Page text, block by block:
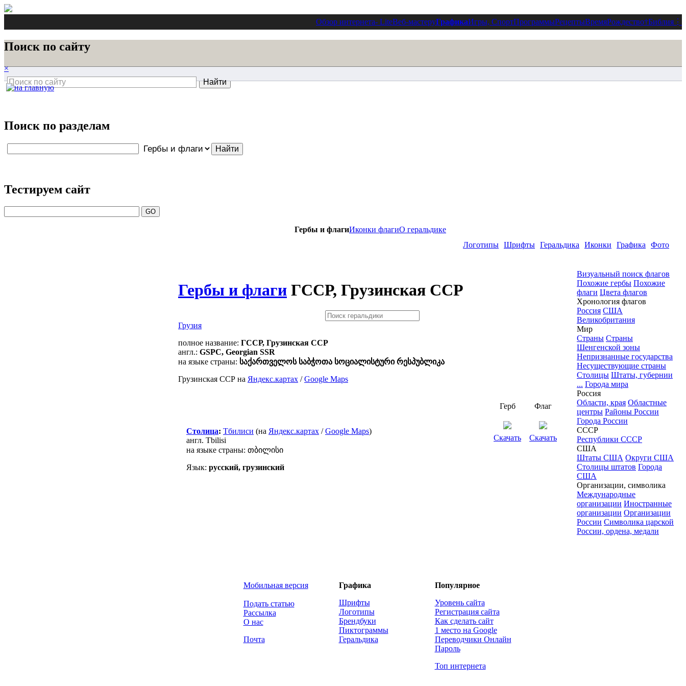
Обзор интернета- LiteВеб-мастеруГрафикаИгры, СпортПрограммыРецептыВремяРождество†Библия ⋮
Поиск по сайту
×
Поиск по разделам
Тестируем сайт
Логотипы Шрифты Геральдика Иконки Графика Фото
Гербы и флагиИконки флагиO геральдике
Гербы и флаги ГССР, Грузинская ССР
Грузия
полное название: ГССР, Грузинская ССР
англ.: GSPC, Georgian SSR
на языке страны: საქართველოს საბჭოთა სოციალისტური რესპუბლიკა
Грузинская ССР на Яндекс.картах /Google Maps
Столица: Тбилиси (на Яндекс.картах /Google Maps)
англ. Tbilisi
на языке страны: თბილისი
Язык: русский, грузинский
Герб
Скачать
Флаг
Скачать
Визуальный поиск флагов
Похожие гербы Похожие
флаги Цвета флагов
Хронология флагов
Россия США
Великобритания
Мир
Страны Страны
Шенгенской зоны
Непризнанные государства
Несуществующие страны
Столицы Штаты, губернии
... Города мира
Россия
Области, края Областные
центры Районы России
Города России
СССР
Республики СССР
США
Штаты США Округи США
Столицы штатов Города
США
Организации, символика
Международные
организации Иностранные
организации Организации
России Символика царской
России, ордена, медали
Мобильная версия
Подать статью
Рассылка
О нас
Почта
Графика
Шрифты
Логотипы
Брендбуки
Пиктограммы
Геральдика
Популярное
Уровень сайта
Регистрация сайта
Как сделать сайт
1 место на Google
Переводчики Онлайн
Пароль
Топ интернета